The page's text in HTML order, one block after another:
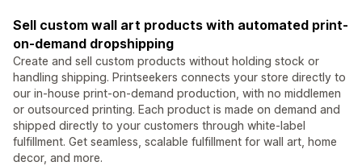
Sell custom wall art products with automated print-
on-demand dropshipping
Create and sell custom products without holding stock or
handling shipping. Printseekers connects your store directly to
our in-house print-on-demand production, with no middlemen
or outsourced printing. Each product is made on demand and
shipped directly to your customers through white-label
fulfillment. Get seamless, scalable fulfillment for wall art, home
decor, and more.